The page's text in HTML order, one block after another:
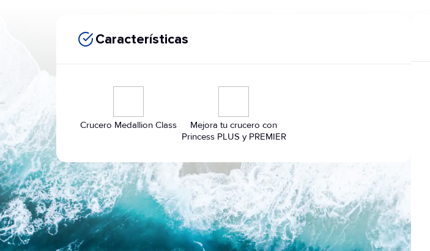
Características
Crucero Medallion Class
Mejora tu crucero con
Princess PLUS y PREMIER